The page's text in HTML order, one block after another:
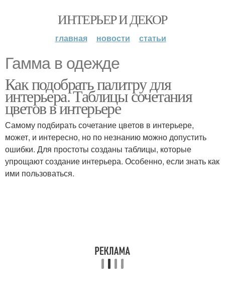
ИНТЕРЬЕР И ДЕКОР
главная новости статьи
Гамма в одежде
Как подобрать палитру для
интерьера. Таблицы сочетания
цветов в интерьере
Самому подбирать сочетание цветов в интерьере,
может, и интересно, но по незнанию можно допустить
ошибки. Для простоты созданы таблицы, которые
упрощают создание интерьера. Особенно, если знать как
ими пользоваться.